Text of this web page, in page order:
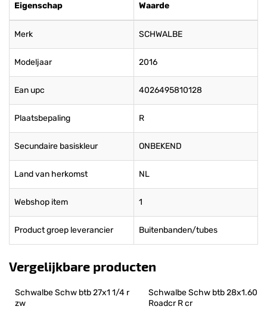
Eigenschap Waarde
Merk SCHWALBE
Modeljaar 2016
Ean upc 4026495810128
Plaatsbepaling R
Secundaire basiskleur ONBEKEND
Land van herkomst NL
Webshop item 1
Product groep leverancier Buitenbanden/tubes
Vergelijkbare producten
Schwalbe Schw btb 27x1 1/4 r
zw
Schwalbe Schw btb 28x1.60
Roadcr R cr